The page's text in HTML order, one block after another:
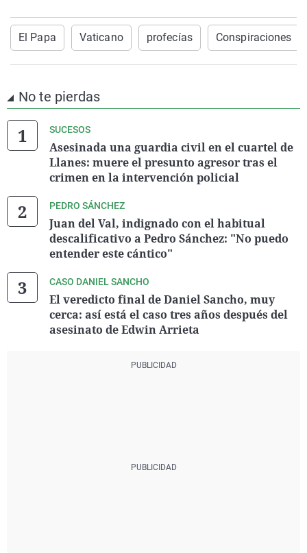
El Papa Vaticano profecías Conspiraciones
No te pierdas
SUCESOS
Asesinada una guardia civil en el cuartel de
Llanes: muere el presunto agresor tras el
crimen en la intervención policial
PEDRO SÁNCHEZ
Juan del Val, indignado con el habitual
descalificativo a Pedro Sánchez: "No puedo
entender este cántico"
CASO DANIEL SANCHO
El veredicto final de Daniel Sancho, muy
cerca: así está el caso tres años después del
asesinato de Edwin Arrieta